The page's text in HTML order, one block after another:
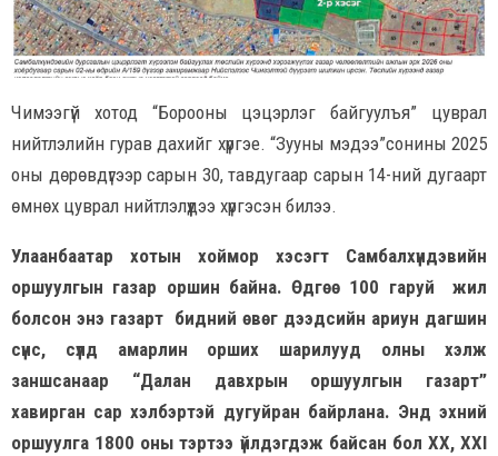
Чимээгүй хотод “Борооны цэцэрлэг байгуулъя” цуврал
нийтлэлийн гурав дахийг хүргэе. “Зууны мэдээ”сонины 2025
оны дөрөвдүгээр сарын 30, тавдугаар сарын 14-ний дугаарт
өмнөх цуврал нийтлэлүүдээ хүргэсэн билээ.
Улаанбаатар хотын хоймор хэсэгт Самбалхүндэвийн
оршуулгын газар оршин байна. Өдгөө 100 гаруй жил
болсон энэ газарт бидний өвөг дээдсийн ариун дагшин
сүнс, сүлд амарлин орших шарилууд олны хэлж
заншсанаар “Далан давхрын оршуулгын газарт”
хавирган сар хэлбэртэй дугуйран байрлана. Энд эхний
оршуулга 1800 оны тэртээ үйлдэгдэж байсан бол XX, XXI